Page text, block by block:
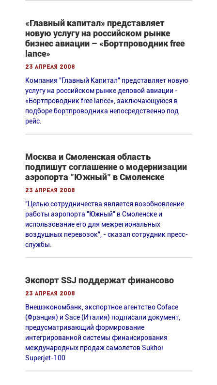
«Главный капитал» представляет
новую услугу на российском рынке
бизнес авиации – «Бортпроводник free
lance»
23 апреля 2008
Компания "Главный Капитал" представляет новую
услугу на российском рынке деловой авиации -
«Бортпроводник free lance», заключающуюся в
подборе бортпроводника непосредственно под
рейс.
Москва и Смоленская область
подпишут соглашение о модернизации
аэропорта "Южный" в Смоленске
23 апреля 2008
"Целью сотрудничества является возобновление
работы аэропорта "Южный" в Смоленске и
использование его для межрегиональных
воздушных перевозок", - сказал сотрудник пресс-
службы.
Экспорт SSJ поддержат финансово
23 апреля 2008
Внешэкономбанк, экспортное агентство Coface
(Франция) и Sace (Италия) подписали документ,
предусматривающий формирование
интегрированной системы финансирования
международных продаж самолетов Sukhoi
Superjet-100